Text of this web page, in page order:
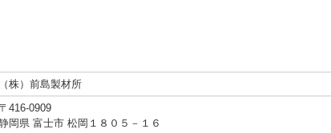
（株）前島製材所
416-0909
岡県 富士市 松岡１８０５－１６